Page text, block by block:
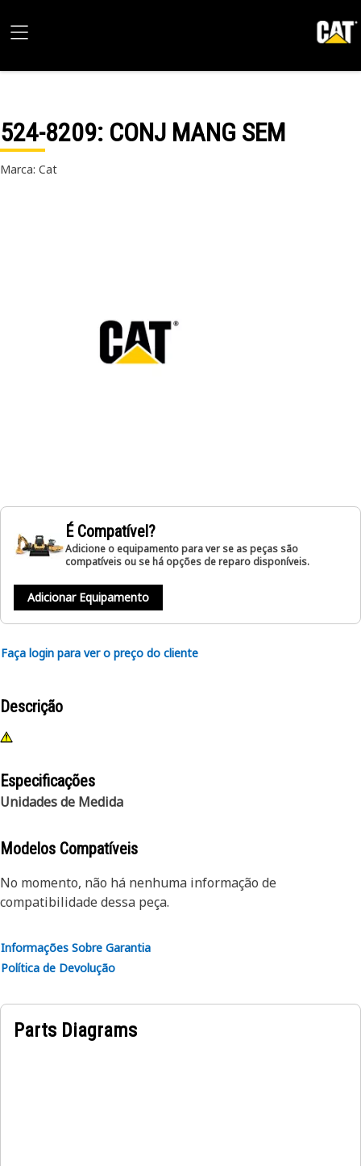
524-8209: CONJ MANG SEM
Marca: Cat
É Compatível?
Adicione o equipamento para ver se as peças são
compatíveis ou se há opções de reparo disponíveis.
Adicionar Equipamento
Faça login para ver o preço do cliente
Descrição
Especificações
Unidades de Medida
Modelos Compatíveis
No momento, não há nenhuma informação de
compatibilidade dessa peça.
Informações Sobre Garantia
Política de Devolução
Parts Diagrams